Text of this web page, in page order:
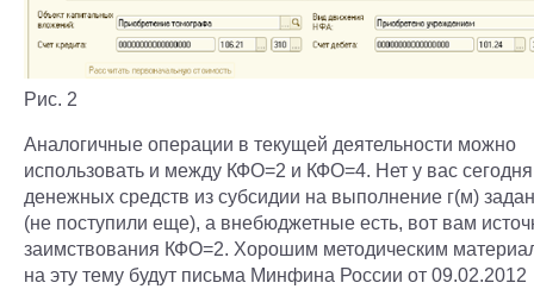
Рис. 2
Аналогичные операции в текущей деятельности можно
использовать и между КФО=2 и КФО=4. Нет у вас сегодня
денежных средств из субсидии на выполнение г(м)
(не поступили еще), а внебюджетные есть, вот вам
заимствования КФО=2. Хорошим методическим
на эту тему будут письма Минфина России от 09.02.2012